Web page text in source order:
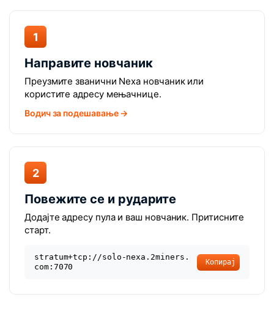
1
Направите новчаник
Преузмите званични Nexa новчаник или
користите адресу мењачнице.
Водич за подешавање →
2
Повежите се и рударите
Додајте адресу пула и ваш новчаник. Притисните
старт.
stratum+tcp://solo-nexa.2miners.
com:7070
Копирај